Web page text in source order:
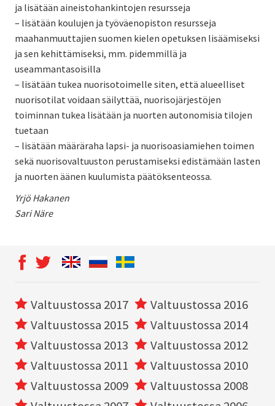
ja lisätään aineistohankintojen resursseja
– lisätään koulujen ja työväenopiston resursseja
maahanmuuttajien suomen kielen opetuksen lisäämiseksi
ja sen kehittämiseksi, mm. pidemmillä ja
useammantasoisilla
– lisätään tukea nuorisotoimelle siten, että alueelliset
nuorisotilat voidaan säilyttää, nuorisojärjestöjen
toiminnan tukea lisätään ja nuorten autonomisia tilojen
tuetaan
– lisätään määräraha lapsi- ja nuorisoasiamiehen toimen
sekä nuorisovaltuuston perustamiseksi edistämään lasten
ja nuorten äänen kuulumista päätöksenteossa.
Yrjö Hakanen
Sari Näre
Valtuustossa 2017
Valtuustossa 2016
Valtuustossa 2015
Valtuustossa 2014
Valtuustossa 2013
Valtuustossa 2012
Valtuustossa 2011
Valtuustossa 2010
Valtuustossa 2009
Valtuustossa 2008